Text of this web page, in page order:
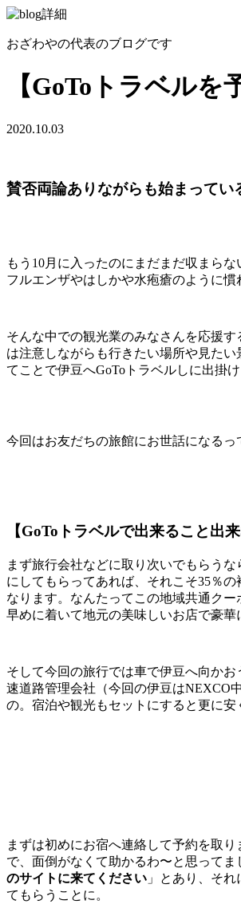
おざわやの代表のブログです
【GoToトラベル
2020.10.03
賛否両論ありながらも始まってい
もう10月に入ったのにまだまだ収まら
フルエンザやはしかや水疱瘡のように
そんな中での観光業のみなさんを応援
は注意しながらも行きたい場所や見た
てことで伊豆へGoToトラベルしに出掛け
今回はお友だちの旅館にお世話になる
【GoToトラベルで出来ること出来
まず旅行会社などに取り次いでもらう
にしてもらってあれば、それこそ35％
なります。なんたってこの地域共通クー
早めに着いて地元の美味しいお店で豪華
そして今回の旅行では車で伊豆へ向か
速道路管理会社（今回の伊豆はNEXCO
の。宿泊や観光もセットにすると更に
まずは初めにお宿へ連絡して予約を取
で、面倒がなくて助かるわ〜と思って
のサイトに来てください 」とあり、そ
てもらうことに。